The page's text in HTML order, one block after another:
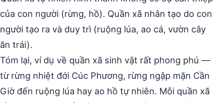
của con người (rừng, hồ). Quần xã nhân tạo do con
người tạo ra và duy trì (ruộng lúa, ao cá, vườn cây
ăn trái).
Tóm lại, ví dụ về quần xã sinh vật rất phong phú —
từ rừng nhiệt đới Cúc Phương, rừng ngập mặn Cần
Giờ đến ruộng lúa hay ao hồ tự nhiên. Mỗi quần xã